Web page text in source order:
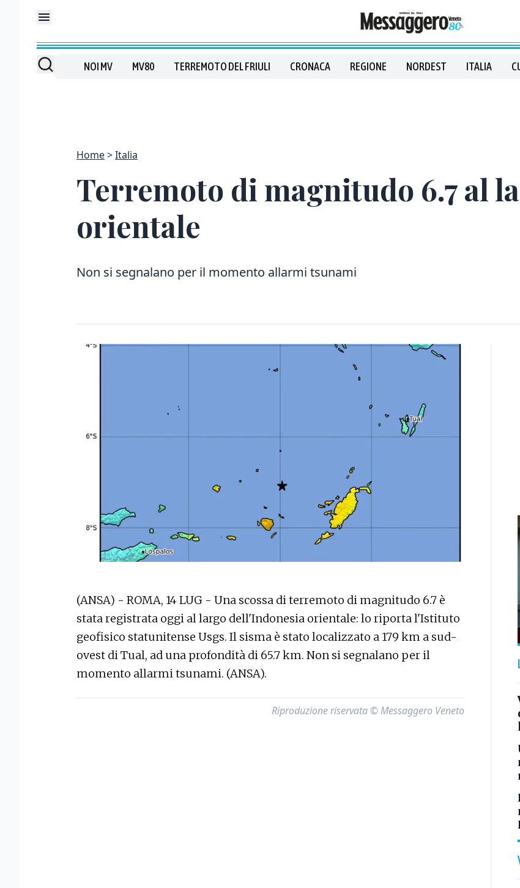
NOI MV MV80 TERREMOTO DEL FRIULI CRONACA REGIONE NORDEST ITALIA
Home Italia
Terremoto di magnitudo 6.7 al
orientale
Non si segnalano per il momento allarmi tsunami
(ANSA) - ROMA, 14 LUG - Una scossa di terremoto di magnitudo 6.7 è
stata registrata oggi al largo dell'Indonesia orientale: lo riporta l'Istituto
geofisico statunitense Usgs. Il sisma è stato localizzato a 179 km a sud-
ovest di Tual, ad una profondità di 65.7 km. Non si segnalano per il
momento allarmi tsunami. (ANSA).
Riproduzione riservata © Messaggero Veneto